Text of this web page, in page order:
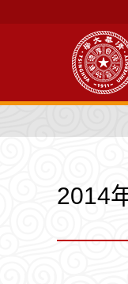
2014